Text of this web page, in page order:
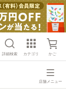
詳細検索 カテゴリ かご
店舗メニュー